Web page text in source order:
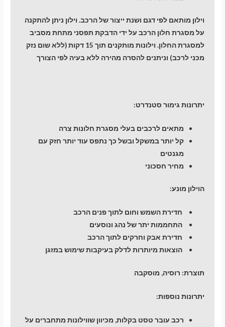
וילון מותאם לפי דגם ושנת ייצור של הרכב. וילון ניתן להתקנה
על מסגרת חלון הרכב על ידי הדבקת תפסני מתחת מסביב
למסגרת החלון. וילונות מותקנים תוך 15 דקות (ללא שום נזק
מכני לרכב) וניתנים להסרה מהירה ללא בעיה לפי הצורך
יתרונות גימור סטנדרט:
מתאים לרכבים בעלי מסגרת חלונות צרה
קל יותר במשקל ובשל כך נתפס עוד יותר חזק עם
מגנטים
מחיר חסכוני
הוילון מונע:
חדירת השמש וחום לתוך פנים הרכב
התחממות יתר של נהג ונוסעים
חדירת אבק וחרקים לתוך הרכב
הוצאות מיותרות לדלק בעיקבות שימוש במזגן
תוצרת: רוסיה, מוסקבה
יתרונות נוספות:
רכב עובר טסט בקלות, מכיוון שווילונות מתחברים על